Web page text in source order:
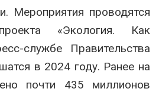
Мероприятия проводятся
«Экология. Как
службе Правительства
в 2024 году. Ранее на
почти 435 миллионов